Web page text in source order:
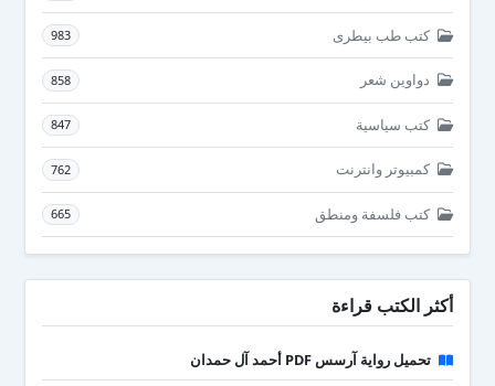
كتب طب بيطرى 983
دواوين شعر 858
كتب سياسية 847
كمبيوتر وانترنت 762
كتب فلسفة ومنطق 665
أكثر الكتب قراءة
تحميل رواية آرسس PDF أحمد آل حمدان